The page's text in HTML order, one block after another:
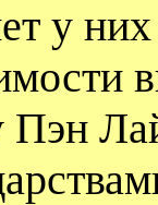
у
Пэн